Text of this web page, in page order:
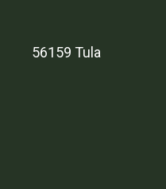
56159 Tula